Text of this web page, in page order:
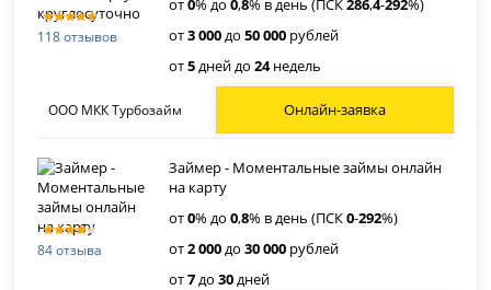
118 отзывов
от0% до0,8% в день (ПСК286,4-292%)
от3 000до50 000 рублей
от5дней до24недель
ООО МКК Турбозайм Онлайн-заявка
84 отзыва
Займер - Моментальные займы онлайн
на карту
от0% до0,8% в день (ПСК0-292%)
от2 000до30 000 рублей
от7до30дней